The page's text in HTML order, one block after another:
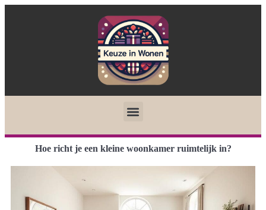
Hoe richt je een kleine woonkamer ruimtelijk in?